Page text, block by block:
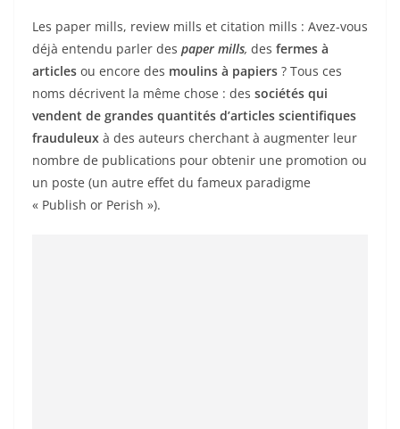
Les paper mills, review mills et citation mills : Avez-vous
déjà entendu parler des paper mills, des fermes à
articles ou encore des moulins à papiers ? Tous ces
noms décrivent la même chose : des sociétés qui
vendent de grandes quantités d’articles scientifiques
frauduleux à des auteurs cherchant à augmenter leur
nombre de publications pour obtenir une promotion ou
un poste (un autre effet du fameux paradigme
« Publish or Perish »).